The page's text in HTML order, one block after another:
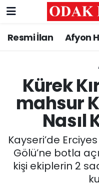
Resmi İlan Afyon
Kürek
mahsur
Nasıl
Kayseri’de
Gölü’ne botla
kişi ekiplerin 2
ASAYİŞ
GÜNCEL
SİYASET
EĞİTİM
Nöbetçi
Trafik Durumu
Süper Lig
Tüm Manşetler
Son Dakika